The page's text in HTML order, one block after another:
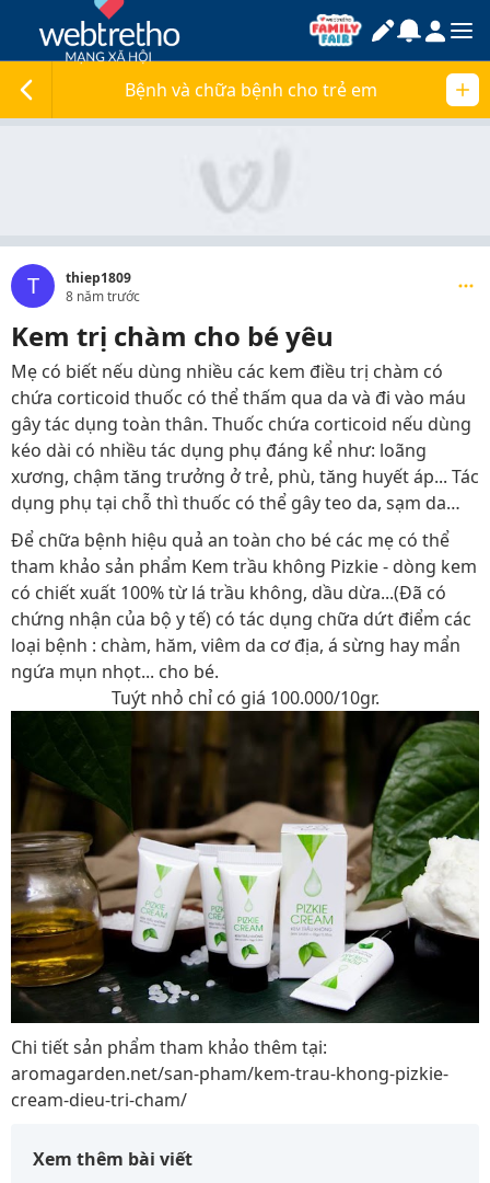
Bệnh và chữa bệnh cho trẻ em
T
thiep1809
8 năm trước
Kem trị chàm cho bé yêu
Mẹ có biết nếu dùng nhiều các kem điều trị chàm có
chứa corticoid thuốc có thể thấm qua da và đi vào máu
gây tác dụng toàn thân. Thuốc chứa corticoid nếu dùng
kéo dài có nhiều tác dụng phụ đáng kể như: loãng
xương, chậm tăng trưởng ở trẻ, phù, tăng huyết áp... Tác
dụng phụ tại chỗ thì thuốc có thể gây teo da, sạm da…
Để chữa bệnh hiệu quả an toàn cho bé các mẹ có thể
tham khảo sản phẩm Kem trầu không Pizkie - dòng kem
có chiết xuất 100% từ lá trầu không, dầu dừa...(Đã có
chứng nhận của bộ y tế) có tác dụng chữa dứt điểm các
loại bệnh : chàm, hăm, viêm da cơ địa, á sừng hay mẩn
ngứa mụn nhọt... cho bé.
Tuýt nhỏ chỉ có giá 100.000/10gr.
Chi tiết sản phẩm tham khảo thêm tại:
aromagarden.net/san-pham/kem-trau-khong-pizkie-
cream-dieu-tri-cham/
Xem thêm bài viết